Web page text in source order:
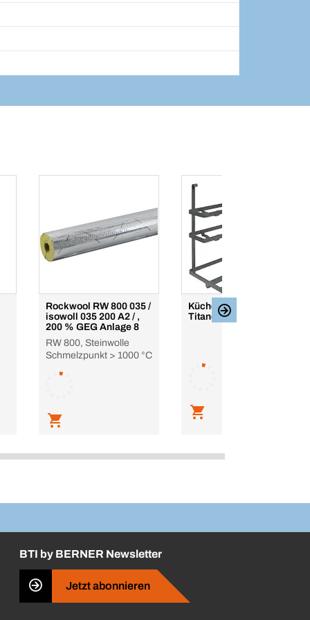
Rockwool RW 800 035 /
isowoll 035 200 A2 / ,
200 % GEG Anlage 8
RW 800, Steinwolle
Schmelzpunkt > 1000 °C
Küchenrollenhalter
Titane
BTI by BERNER Newsletter
Jetzt abonnieren